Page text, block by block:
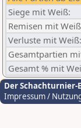
Siege mit Weiß:
Remisen mit
Verluste mit Weiß:
Gesamtpartien
Gesamt % mit
Der Schachturnier-
Impressum /